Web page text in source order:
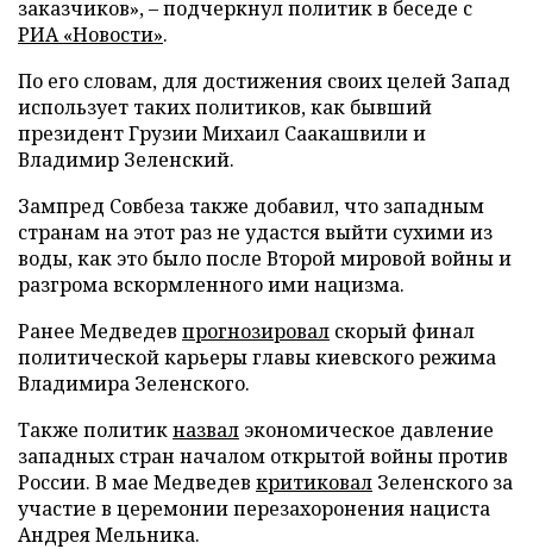
заказчиков», – подчеркнул политик в беседе с
РИА «Новости».
По его словам, для достижения своих целей Запад
использует таких политиков, как бывший
президент Грузии Михаил Саакашвили и
Владимир Зеленский.
Зампред Совбеза также добавил, что западным
странам на этот раз не удастся выйти сухими из
воды, как это было после Второй мировой войны и
разгрома вскормленного ими нацизма.
Ранее Медведев прогнозировал скорый финал
политической карьеры главы киевского режима
Владимира Зеленского.
Также политикназвал экономическое давление
западных стран началом открытой войны против
России. В мае Медведев критиковал Зеленского за
участие в церемонии перезахоронения нациста
Андрея Мельника.